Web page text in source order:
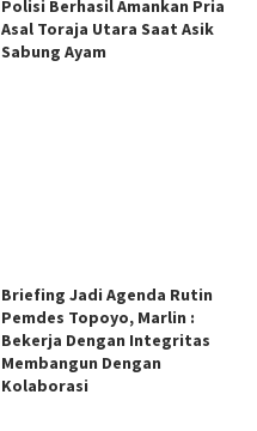
Polisi Berhasil Amankan Pria
Asal Toraja Utara Saat Asik
Sabung Ayam
Briefing Jadi Agenda Rutin
Pemdes Topoyo, Marlin :
Bekerja Dengan Integritas
Membangun Dengan
Kolaborasi